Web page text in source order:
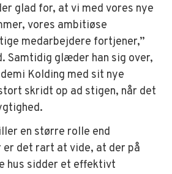
glad for, at vi med vores nye
vores ambitiøse
medarbejdere fortjener,”
Samtidig glæder han sig over,
Kolding med sit nye
skridt op ad stigen, når det
en større rolle end
er det rart at vide, at der på
hus sidder et effektivt